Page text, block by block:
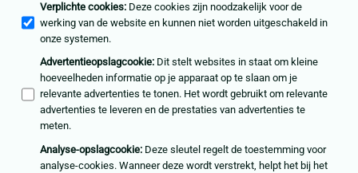
Verplichte cookies: Deze cookies zijn noodzakelijk voor de
werking van de website en kunnen niet worden uitgeschakeld in
onze systemen.
Advertentieopslagcookie: Dit stelt websites in staat om kleine
hoeveelheden informatie op je apparaat op te slaan om je
relevante advertenties te tonen. Het wordt gebruikt om relevante
advertenties te leveren en de prestaties van advertenties te
meten.
Analyse-opslagcookie: Deze sleutel regelt de toestemming voor
analyse-cookies. Wanneer deze wordt verstrekt, helpt het bij het